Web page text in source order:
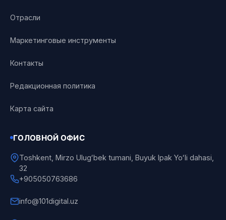
Отрасли
Маркетинговые инструменты
Контакты
Редакционная политика
Карта сайта
ГОЛОВНОЙ ОФИС
Toshkent, Mirzo Ulugʻbek tumani, Buyuk Ipak Yoʻli dahasi,
32
+905050763686
info@101digital.uz